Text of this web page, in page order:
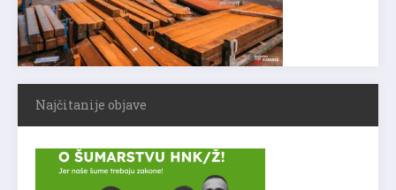
Najčitanije objave